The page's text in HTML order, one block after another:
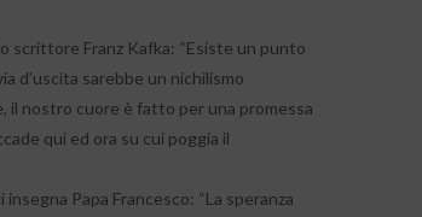
scrittore Franz Kafka: “Esiste un punto
d’uscita sarebbe un nichilismo
il nostro cuore è fatto per una promessa
qui ed ora su cui poggia il
Papa Francesco: “La speranza